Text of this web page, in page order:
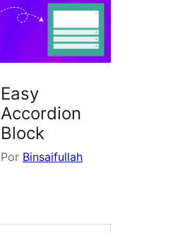
Easy
Accordion
Block
Por Binsaifullah